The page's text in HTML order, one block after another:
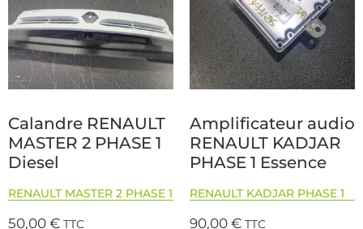
Calandre RENAULT
MASTER 2 PHASE 1
Diesel
RENAULT MASTER 2 PHASE 1
50,00€ TTC
Amplificateur audio
RENAULT KADJAR
PHASE 1 Essence
RENAULT KADJAR PHASE 1
90,00€ TTC